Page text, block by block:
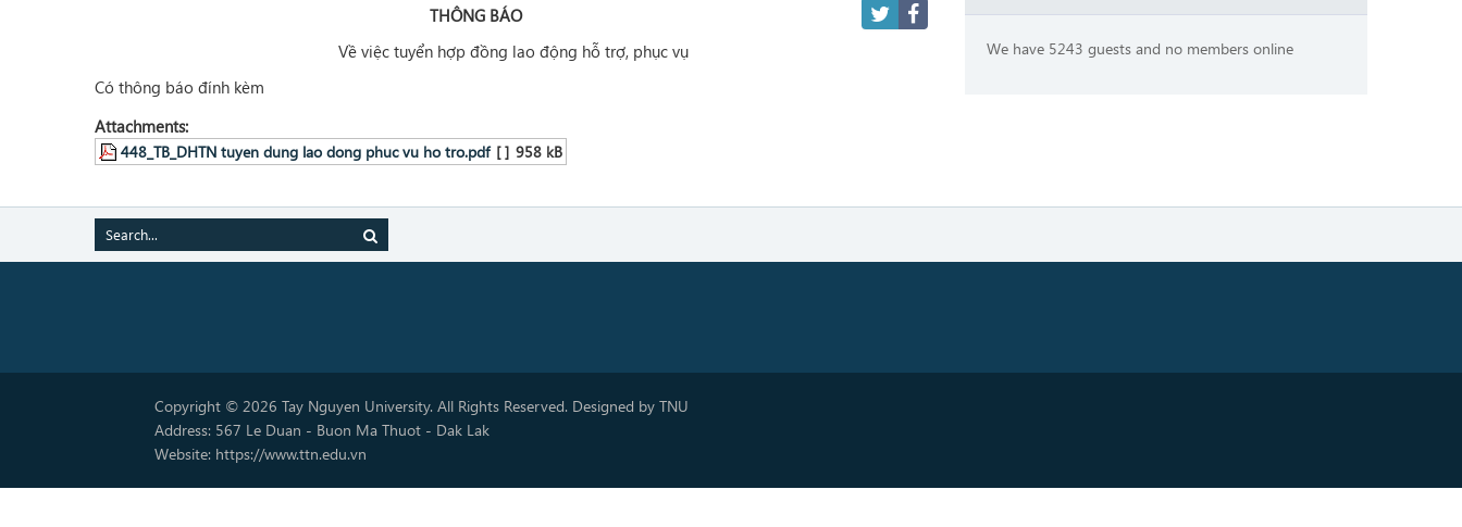
THÔNG BÁO
Về việc tuyển hợp đồng lao động hỗ trợ, phục vụ
Có thông báo đính kèm
Attachments:
448_TB_DHTN tuyen dung lao dong phuc vu ho tro.pdf [ ] 958 kB
We have 5243 guests and no members online
Copyright © 2026 Tay Nguyen University. All Rights Reserved. Designed by TNU
Address: 567 Le Duan - Buon Ma Thuot - Dak Lak
Website: https://www.ttn.edu.vn